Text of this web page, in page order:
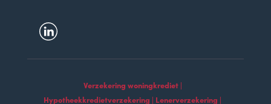
Verzekering woningkrediet |
Hypotheekkredietverzekering | Lenerverzekering |